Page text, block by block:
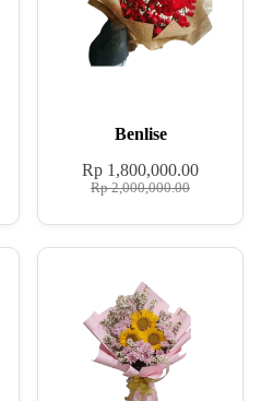
Benlise
Rp2,000,000.00
Rp 1,800,000.00